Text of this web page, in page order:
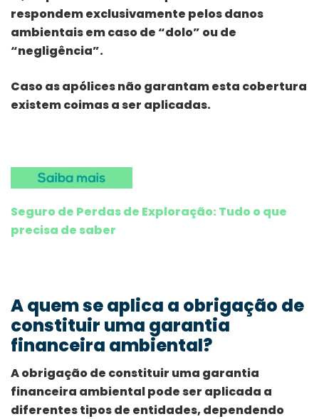
respondem exclusivamente pelos danos
ambientais em caso de “dolo” ou de
“negligência”.
Caso as apólices não garantam esta cobertura
existem coimas a ser aplicadas.
Seguro de Perdas de Exploração: Tudo o que
precisa de saber
A quem se aplica a obrigação de
constituir uma garantia
financeira ambiental?
A obrigação de constituir uma garantia
financeira ambiental pode ser aplicada a
diferentes tipos de entidades, dependendo